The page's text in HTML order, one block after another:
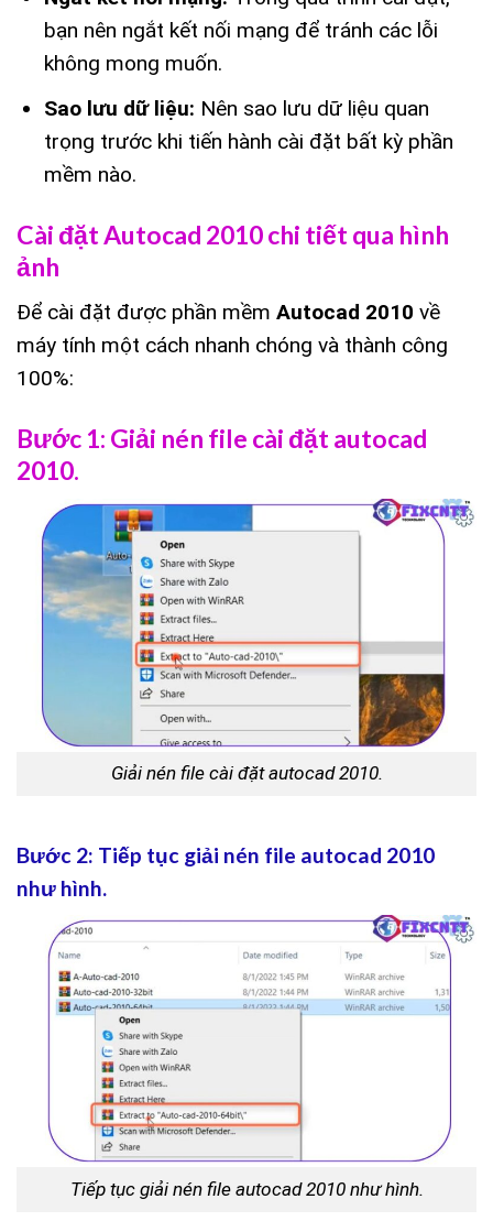
bạn nên ngắt kết nối mạng để tránh các lỗi
không mong muốn.
Sao lưu dữ liệu: Nên sao lưu dữ liệu quan
trọng trước khi tiến hành cài đặt bất kỳ phần
mềm nào.
Cài đặt Autocad 2010 chi tiết qua hình
ảnh
Để cài đặt được phần mềm Autocad 2010 về
máy tính một cách nhanh chóng và thành công
100%:
Bước 1: Giải nén file cài đặt autocad
2010.
Giải nén file cài đặt autocad 2010.
Bước 2: Tiếp tục giải nén file autocad 2010
như hình.
Tiếp tục giải nén file autocad 2010 như hình.